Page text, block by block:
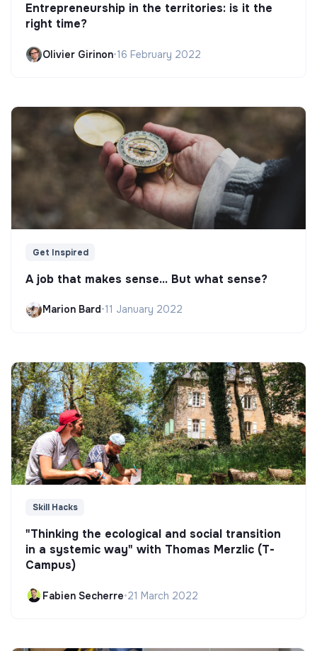
Entrepreneurship in the territories: is it the
right time?
Olivier Girinon•16 February 2022
Get Inspired
A job that makes sense... But what sense?
Marion Bard•11 January 2022
Skill Hacks
"Thinking the ecological and social transition
in a systemic way" with Thomas Merzlic (T-
Campus)
Fabien Secherre•21 March 2022